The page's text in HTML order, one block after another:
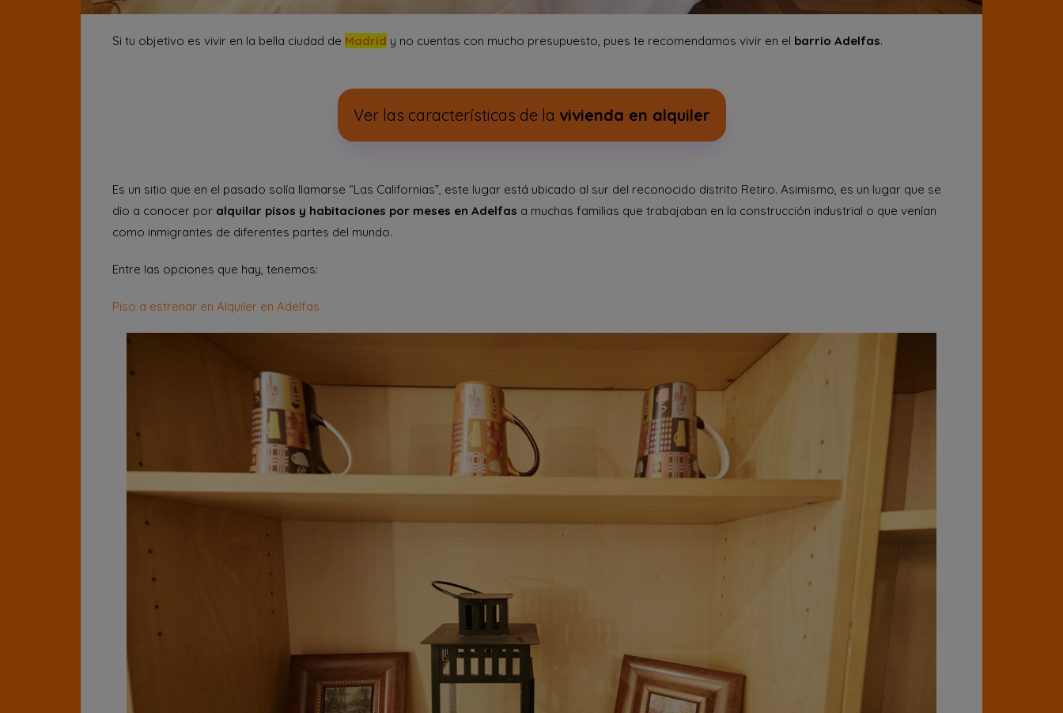
Si tu objetivo es vivir en la bella ciudad de Madrid y no cuentas con mucho presupuesto, pues te recomendamos vivir en el barrio Adelfas.
Ver las características de la vivienda en alquiler
Es un sitio que en el pasado solía llamarse “Las Californias”, este lugar está ubicado al sur del reconocido distrito Retiro. Asimismo, es un lugar que se
dio a conocer por alquilar pisos y habitaciones por meses en Adelfas a muchas familias que trabajaban en la construcción industrial o que venían
como inmigrantes de diferentes partes del mundo.
Entre las opciones que hay, tenemos:
Piso a estrenar en Alquiler en Adelfas